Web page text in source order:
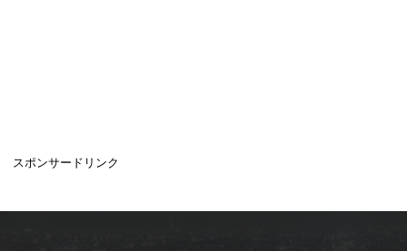
スポンサードリンク